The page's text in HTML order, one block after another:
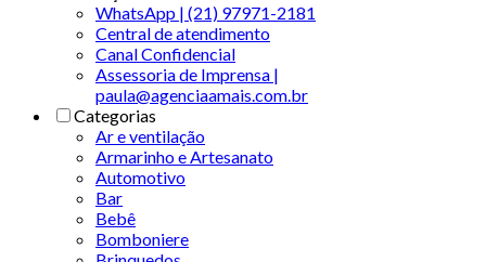
WhatsApp | (21) 97971-2181
Central de atendimento
Canal Confidencial
Assessoria de Imprensa |
paula@agenciaamais.com.br
Categorias
Ar e ventilação
Armarinho e Artesanato
Automotivo
Bar
Bebê
Bomboniere